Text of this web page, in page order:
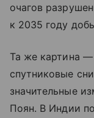
очагов
к 2035 году
Та же картина —
спутниковые
значительные
Поян. В Индии